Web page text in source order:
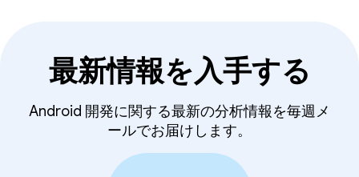
最新情報を入手する
Android 開発に関する最新の分析情報を毎週メ
ールでお届けします。